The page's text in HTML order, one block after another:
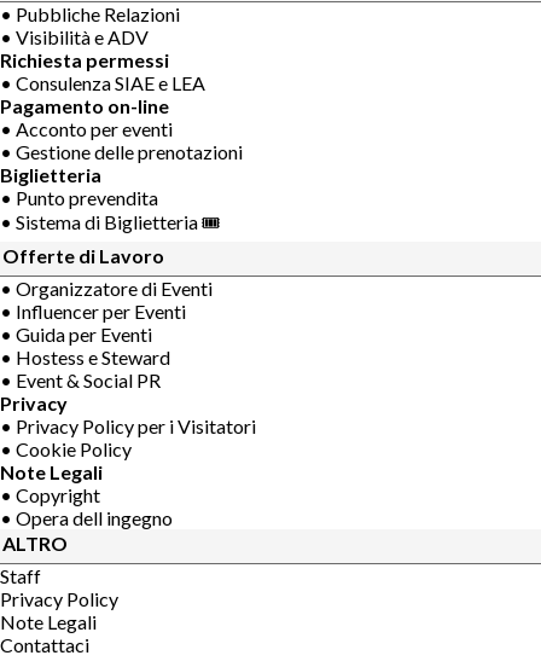
• Pubbliche Relazioni
• Visibilità e ADV
Richiesta permessi
• Consulenza SIAE e LEA
Pagamento on-line
• Acconto per eventi
• Gestione delle prenotazioni
Biglietteria
• Punto prevendita
• Sistema di Biglietteria 🎟
Offerte di Lavoro
• Organizzatore di Eventi
• Influencer per Eventi
• Guida per Eventi
• Hostess e Steward
• Event & Social PR
Privacy
• Privacy Policy per i Visitatori
• Cookie Policy
Note Legali
• Copyright
• Opera dell ingegno
ALTRO
Staff
Privacy Policy
Note Legali
Contattaci